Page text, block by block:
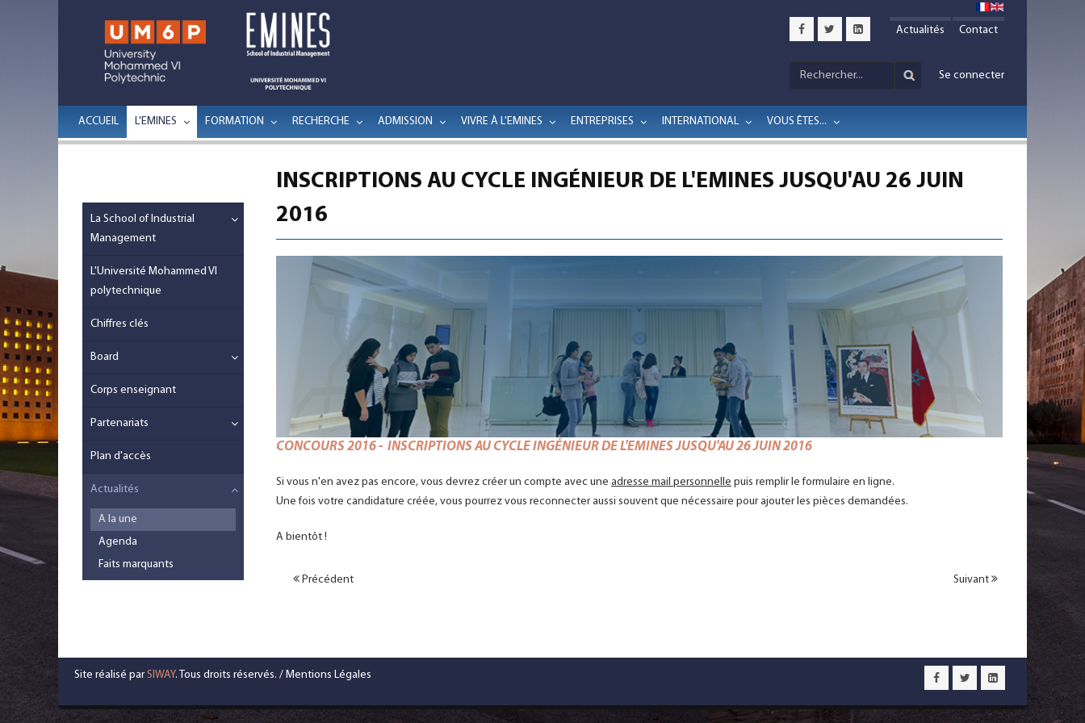
Actualités Contact
Se connecter
ACCUEIL L'EMINES FORMATION RECHERCHE ADMISSION VIVRE À L'EMINES ENTREPRISES INTERNATIONAL VOUS ÊTES...
INSCRIPTIONS AU CYCLE INGÉNIEUR DE L'EMINES JUSQU'AU 26 JUIN
2016
CONCOURS 2016 - INSCRIPTIONS AU CYCLE INGÉNIEUR DE L'EMINES JUSQU'AU 26 JUIN 2016
Si vous n'en avez pas encore, vous devrez créer un compte avec une adresse mail personnelle puis remplir le formulaire en ligne.
Une fois votre candidature créée, vous pourrez vous reconnecter aussi souvent que nécessaire pour ajouter les pièces demandées.
A bientôt !
Précédent Suivant
La School of Industrial
Management
L'Université Mohammed VI
polytechnique
Chiffres clés
Board
Corps enseignant
Partenariats
Plan d'accès
Actualités
A la une
Agenda
Faits marquants
Site réalisé parSIWAY. Tous droits réservés. / Mentions Légales